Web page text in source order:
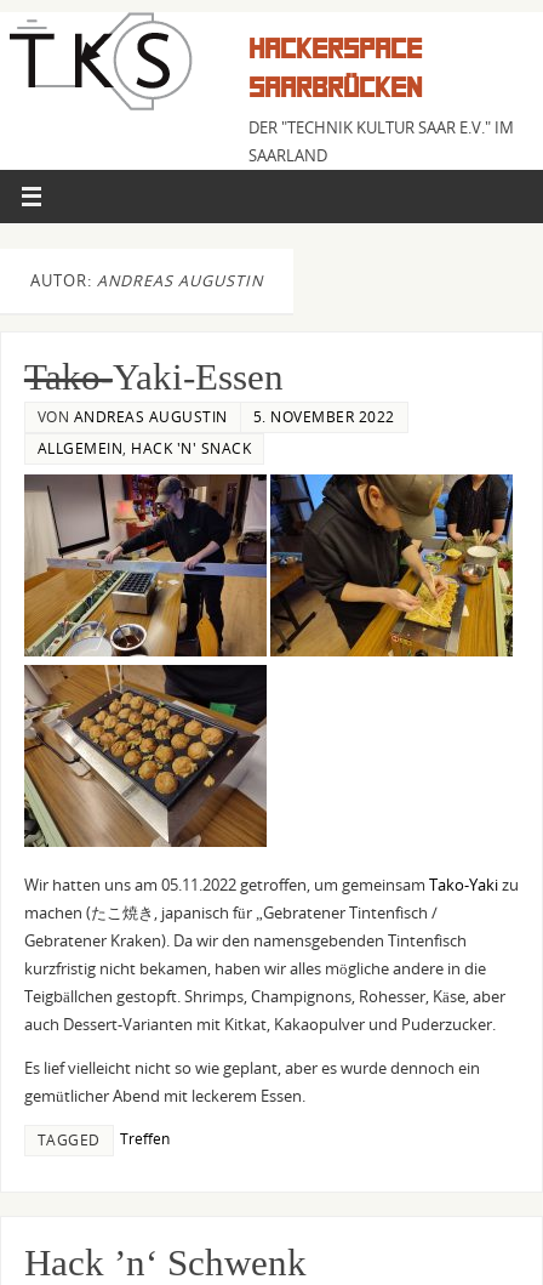
HACKERSPACE
SAARBRÜCKEN
DER "TECHNIK KULTUR SAAR E.V." IM
SAARLAND
AUTOR: ANDREAS AUGUSTIN
Tako-Yaki-Essen
VON ANDREAS AUGUSTIN
5. NOVEMBER 2022
ALLGEMEIN, HACK 'N' SNACK
Wir hatten uns am 05.11.2022 getroffen, um gemeinsam Tako-Yakizu
machen (たこ焼き, japanisch für „Gebratener Tintenfisch /
Gebratener Kraken). Da wir den namensgebenden Tintenfisch
kurzfristig nicht bekamen, haben wir alles mögliche andere in die
Teigbällchen gestopft. Shrimps, Champignons, Rohesser, Käse, aber
auch Dessert-Varianten mit Kitkat, Kakaopulver und Puderzucker.
Es lief vielleicht nicht so wie geplant, aber es wurde dennoch ein
gemütlicher Abend mit leckerem Essen.
TAGGED Treffen
Hack ’n‘ Schwenk